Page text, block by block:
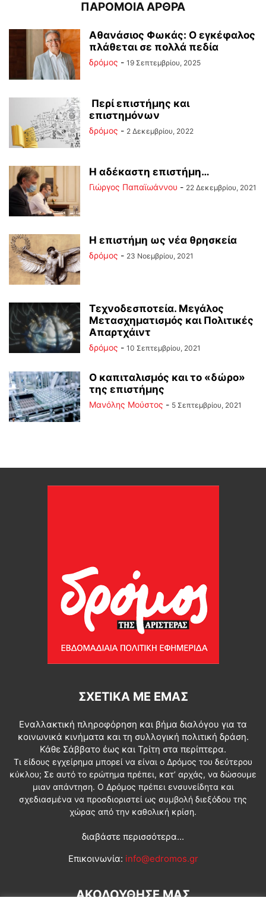
ΠΑΡΟΜΟΙΑ ΑΡΘΡΑ
Αθανάσιος Φωκάς: Ο εγκέφαλος
πλάθεται σε πολλά πεδία
δρόμος - 19 Σεπτεμβρίου, 2025
Περί επιστήμης και
επιστημόνων
δρόμος - 2 Δεκεμβρίου, 2022
Η αδέκαστη επιστήμη…
Γιώργος Παπαϊωάννου - 22 Δεκεμβρίου, 2021
Η επιστήμη ως νέα θρησκεία
δρόμος - 23 Νοεμβρίου, 2021
Τεχνοδεσποτεία. Μεγάλος
Μετασχηματισμός και Πολιτικές
Απαρτχάιντ
δρόμος - 10 Σεπτεμβρίου, 2021
Ο καπιταλισμός και το «δώρο»
της επιστήμης
Μανόλης Μούστος - 5 Σεπτεμβρίου, 2021
ΣΧΕΤΙΚΆ ΜΕ ΕΜΆΣ
Εναλλακτική πληροφόρηση και βήμα διαλόγου για τα
κοινωνικά κινήματα και τη συλλογική πολιτική δράση.
Κάθε Σάββατο έως και Τρίτη στα περίπτερα.
Τι είδους εγχείρημα μπορεί να είναι ο Δρόμος του δεύτερου
κύκλου; Σε αυτό το ερώτημα πρέπει, κατ’ αρχάς, να δώσουμε
μιαν απάντηση. Ο Δρόμος πρέπει ενσυνείδητα και
σχεδιασμένα να προσδιοριστεί ως συμβολή διεξόδου της
χώρας από την καθολική κρίση.
διαβάστε περισσότερα...
Επικοινωνία: info@edromos.gr
ΑΚΟΛΟΥΘΗΣΕ ΜΑΣ